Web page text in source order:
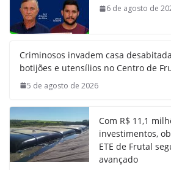
6 de agosto de
Criminosos invadem casa
botijões e utensílios no Centro de
5 de agosto de 2026
Com R$ 11,1
investimentos,
ETE de Frutal
avançado